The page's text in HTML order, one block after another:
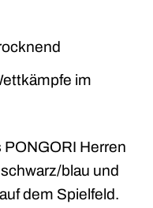
im
Herren
blau und
dem Spielfeld.